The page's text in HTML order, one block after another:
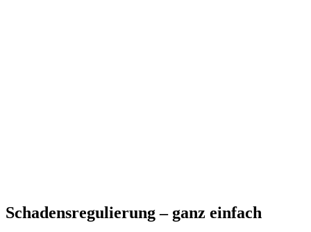
Schadensregulierung – ganz einfach